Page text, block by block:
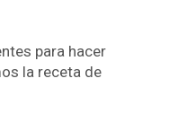
para hacer
la receta de